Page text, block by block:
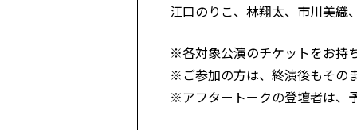
江口のりこ、林翔太、市川美織
※各対象公演のチケットをお持
※ご参加の方は、終演後もその
※アフタートークの登壇者は、